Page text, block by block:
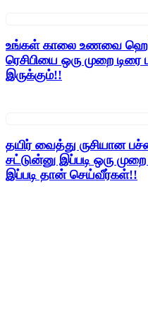
உங்கள் காலை உணவை
ரெசிபியை ஒரு முறை
இருக்கும்!!
தயிர் வைத்து ருசியான
சட்டுன்னு இப்படி ஒரு
இப்படி தான் செய்வீர்கள்!!